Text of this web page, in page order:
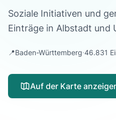
Soziale Initiativen und
Einträge in Albstadt und
📍Baden-Württemberg·46.831
Auf der Karte